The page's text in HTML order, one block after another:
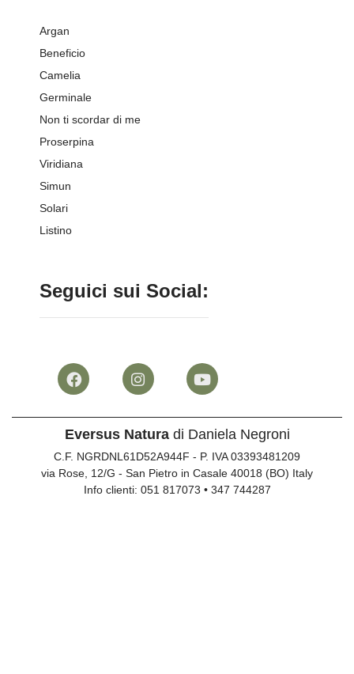
Argan
Beneficio
Camelia
Germinale
Non ti scordar di me
Proserpina
Viridiana
Simun
Solari
Listino
Seguici sui Social:
Eversus Naturadi Daniela Negroni
C.F. NGRDNL61D52A944F - P. IVA 03393481209
via Rose, 12/G - San Pietro in Casale 40018 (BO) Italy
Info clienti: 051 817073 • 347 744287